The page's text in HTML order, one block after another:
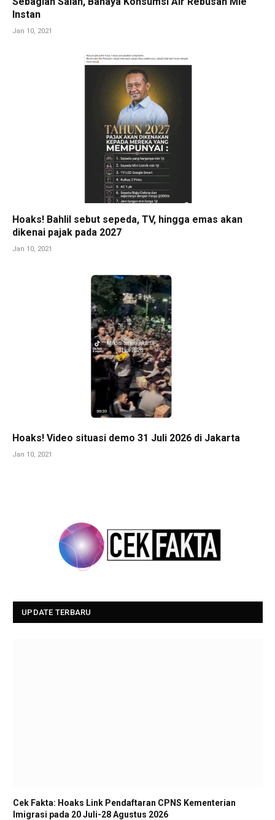
Instan
Jan 10, 2021
Hoaks! Bahlil sebut sepeda, TV, hingga emas akan
dikenai pajak pada 2027
Jan 10, 2021
Hoaks! Video situasi demo 31 Juli 2026 di Jakarta
Jan 10, 2021
UPDATE TERBARU
Cek Fakta: Hoaks Link Pendaftaran CPNS Kementerian
Imigrasi pada 20 Juli-28 Agustus 2026